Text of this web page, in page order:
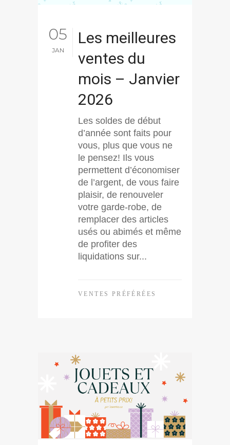
05
JAN
Les meilleures
ventes du
mois – Janvier
2026
Les soldes de début
d’année sont faits pour
vous, plus que vous ne
le pensez! Ils vous
permettent d’économiser
de l’argent, de vous faire
plaisir, de renouveler
votre garde-robe, de
remplacer des articles
usés ou abimés et même
de profiter des
liquidations sur...
VENTES PRÉFÉRÉES